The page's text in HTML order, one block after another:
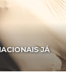
JÁ